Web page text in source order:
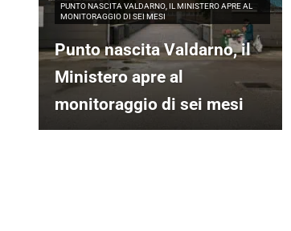
PUNTO NASCITA VALDARNO, IL MINISTERO APRE AL
MONITORAGGIO DI SEI MESI
Punto nascita Valdarno, il
Ministero apre al
monitoraggio di sei mesi